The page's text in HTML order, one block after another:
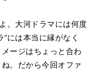
。大河ドラマには何度
には本当に縁がなく
ージはちょっと合わ
。だから今回オファ